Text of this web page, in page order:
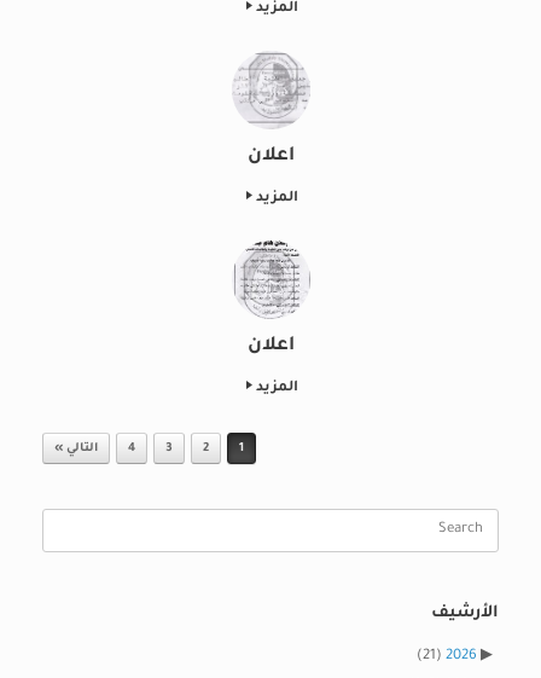
المزيد
اعلان
المزيد
اعلان
المزيد
1
2
3
4 التالي »
Search
الأرشيف
2026
(21)